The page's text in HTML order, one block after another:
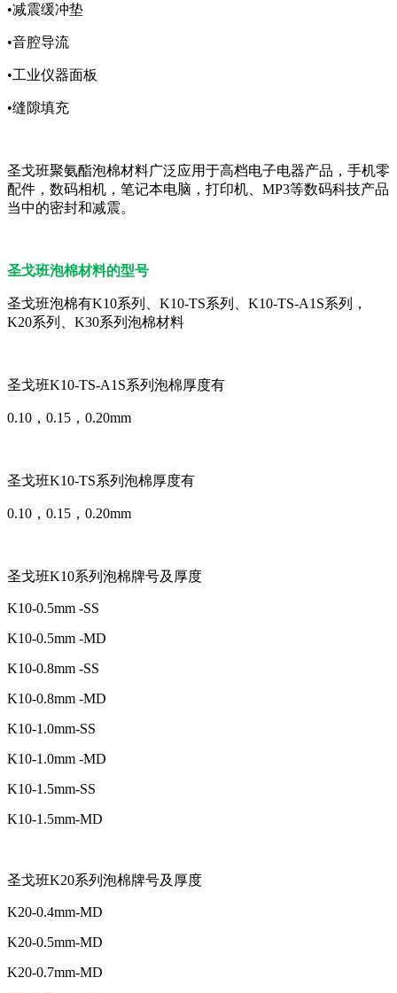
•减震缓冲垫
•音腔导流
•工业仪器面板
•缝隙填充
圣戈班聚氨酯泡棉材料广泛应用于高档电子电器产品，手机零
配件，数码相机，笔记本电脑，打印机、MP3等数码科技产品
当中的密封和减震。
圣戈班泡棉材料的型号
圣戈班泡棉有K10系列、K10-TS系列、K10-TS-A1S系列，
K20系列、K30系列泡棉材料
圣戈班K10-TS-A1S系列泡棉厚度有
0.10，0.15，0.20mm
圣戈班K10-TS系列泡棉厚度有
0.10，0.15，0.20mm
圣戈班K10系列泡棉牌号及厚度
K10-0.5mm -SS
K10-0.5mm -MD
K10-0.8mm -SS
K10-0.8mm -MD
K10-1.0mm-SS
K10-1.0mm -MD
K10-1.5mm-SS
K10-1.5mm-MD
圣戈班K20系列泡棉牌号及厚度
K20-0.4mm-MD
K20-0.5mm-MD
K20-0.7mm-MD